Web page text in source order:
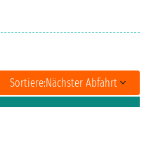
Sortiere:Nächster Abfahrt